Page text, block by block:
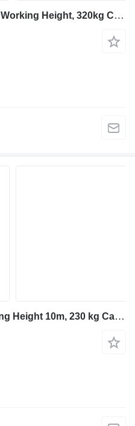
JLG 3246ES Electric, 11.7m Working Height, 320kg Capac
JLG 2630ES Electric, Working Height 10m, 230 kg Capaci